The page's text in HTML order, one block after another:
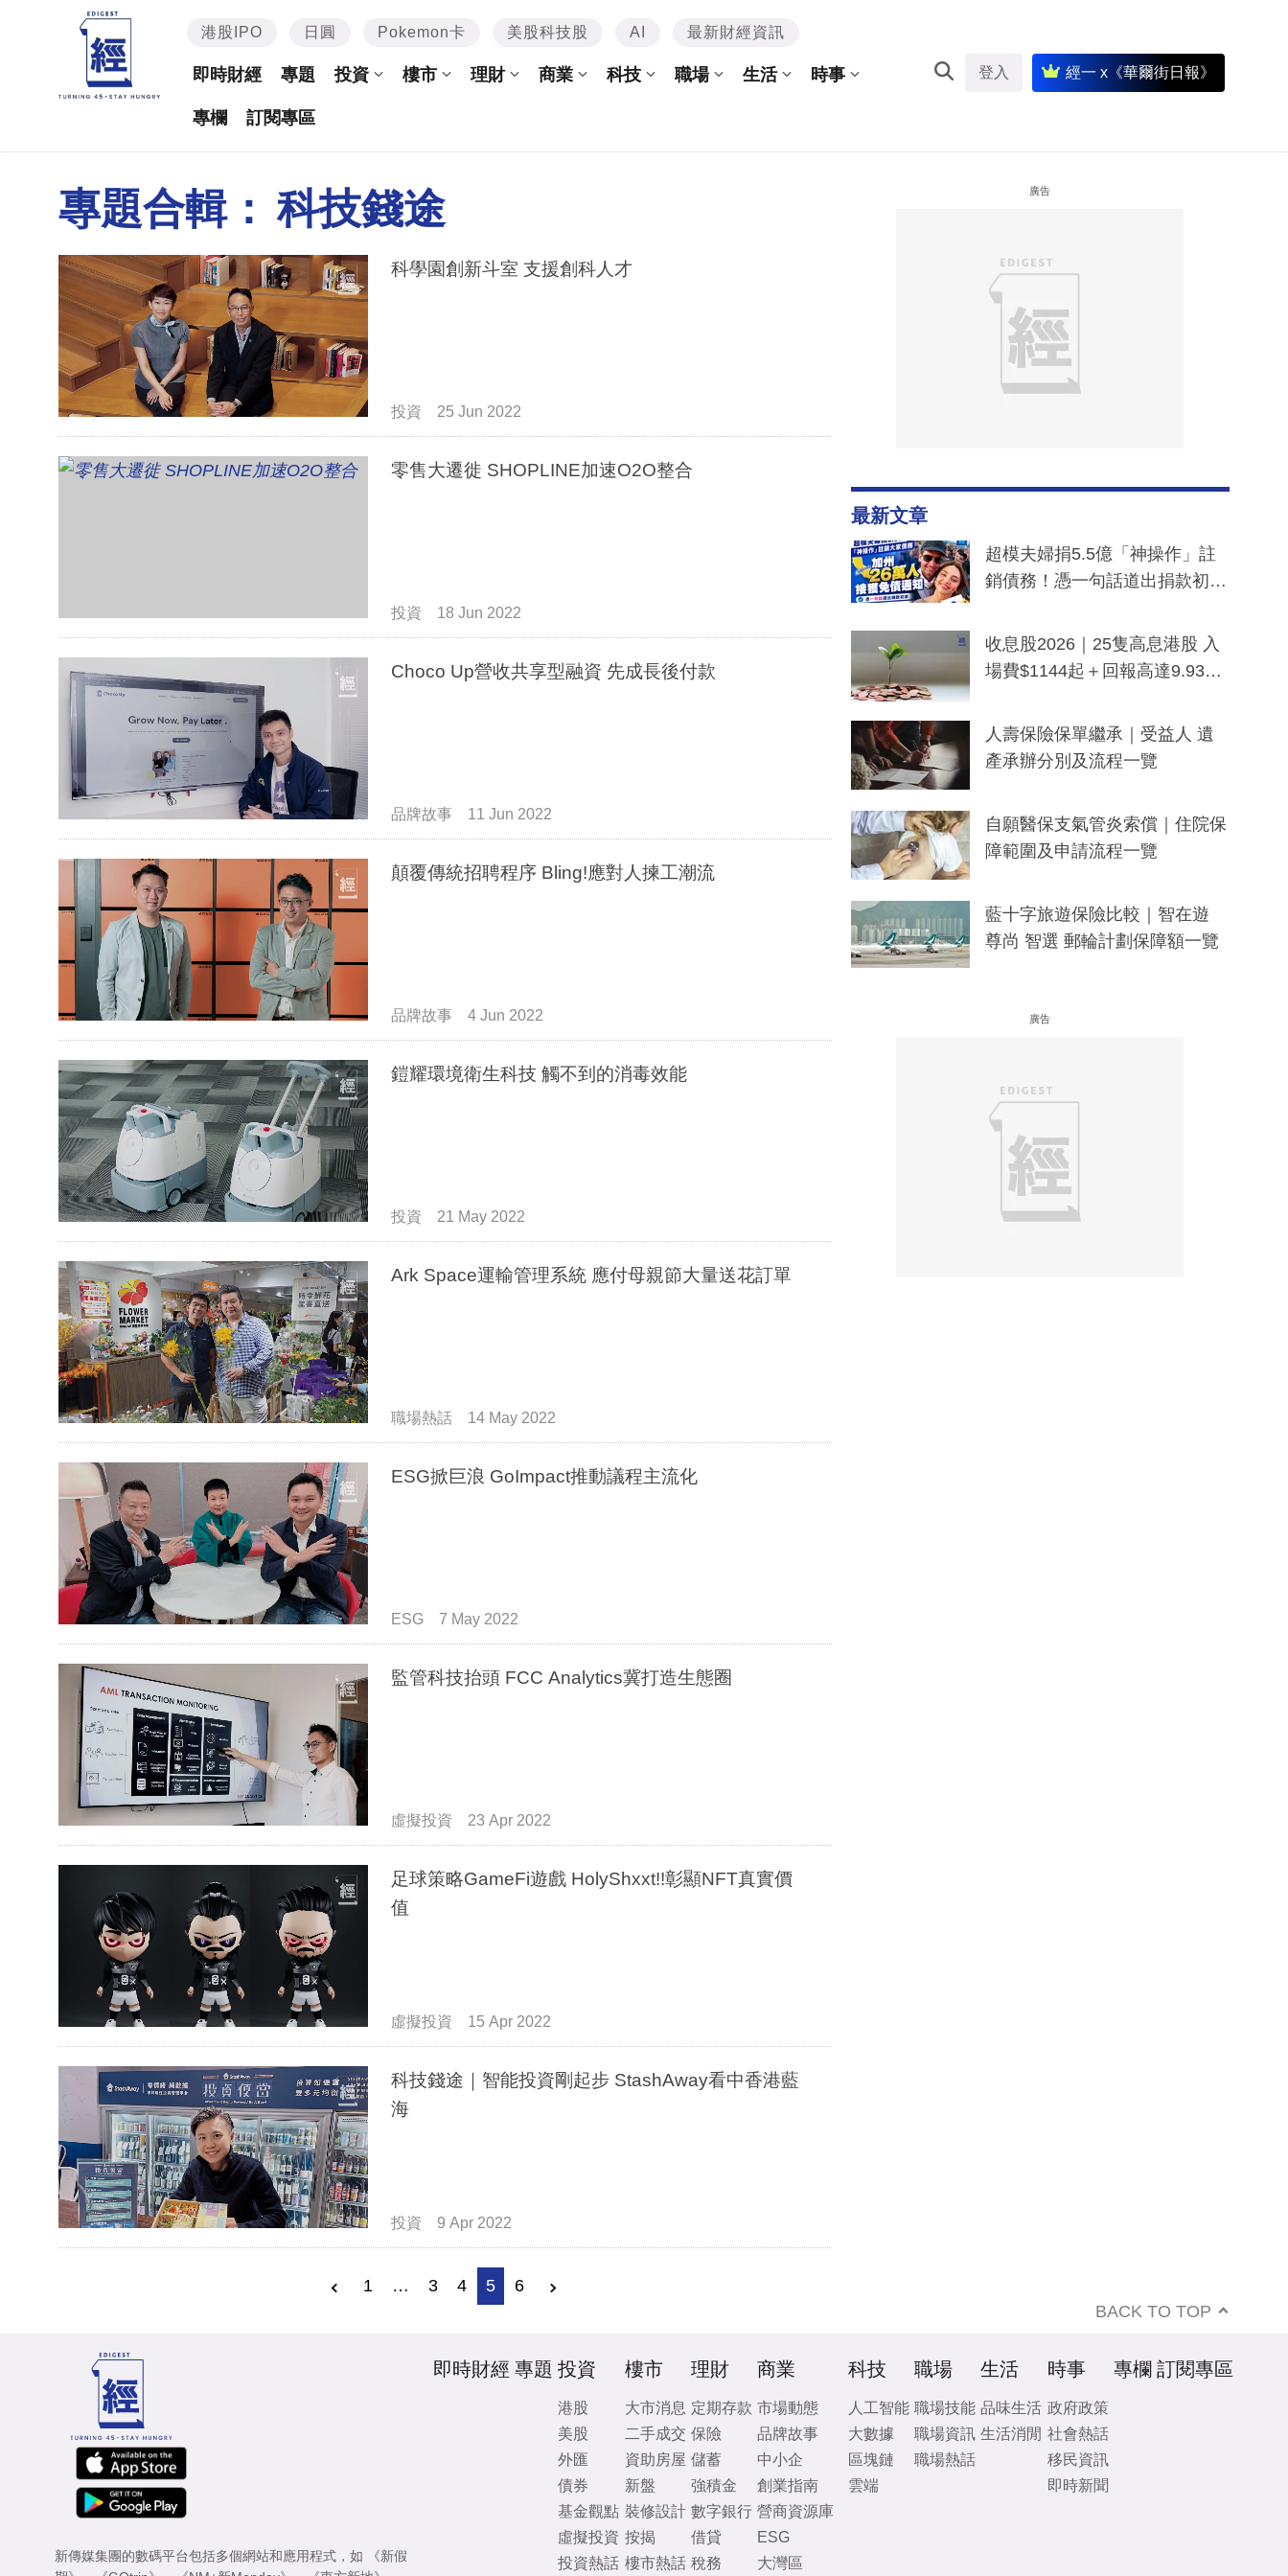
港股IPO 日圓 Pokemon卡 美股科技股 AI 最新財經資訊
即時財經 專題 投資 樓市 理財 商業 科技 職場 生活 時事
專欄 訂閱專區
登入 經一 x《華爾街日報》
專題合輯： 科技錢途
科學園創新斗室 支援創科人才
投資 25 Jun 2022
零售大遷徙 SHOPLINE加速O2O整合
投資 18 Jun 2022
Choco Up營收共享型融資 先成長後付款
品牌故事 11 Jun 2022
顛覆傳統招聘程序 Bling!應對人揀工潮流
品牌故事 4 Jun 2022
鎧耀環境衛生科技 觸不到的消毒效能
投資 21 May 2022
Ark Space運輸管理系統 應付母親節大量送花訂單
職場熱話 14 May 2022
ESG掀巨浪 GoImpact推動議程主流化
ESG 7 May 2022
監管科技抬頭 FCC Analytics冀打造生態圈
虛擬投資 23 Apr 2022
足球策略GameFi遊戲 HolyShxxt!!彰顯NFT真實價
值
虛擬投資 15 Apr 2022
科技錢途｜智能投資剛起步 StashAway看中香港藍
海
投資 9 Apr 2022
1 … 3 4 5 6
廣告
最新文章
超模夫婦捐5.5億「神操作」註
銷債務！憑一句話道出捐款初
一度被誤當詐騙手段
收息股2026｜25隻高息港股 入
場費$1144起＋回報高達9.93
人壽保險保單繼承｜受益人 遺
產承辦分別及流程一覽
自願醫保支氣管炎索償｜住院保
障範圍及申請流程一覽
藍十字旅遊保險比較｜智在遊
尊尚 智選 郵輪計劃保障額一覽
廣告
BACK TO TOP
新傳媒集團的數碼平台包括多個網站和應用程式，如
《新假
即時財經 專題 投資
港股
美股
外匯
債券
基金觀點
虛擬投資
投資熱話
樓市
大市消息
二手成交
資助房屋
新盤
裝修設計
按揭
樓市熱話
理財
定期存款
保險
儲蓄
強積金
數字銀行
借貸
稅務
商業
市場動態
品牌故事
中小企
創業指南
營商資源庫
ESG
大灣區
科技
人工智能
大數據
區塊鏈
雲端
職場
職場技能
職場資訊
職場熱話
生活
品味生活
生活消閒
時事
政府政策
社會熱話
移民資訊
即時新聞
專欄 訂閱專區